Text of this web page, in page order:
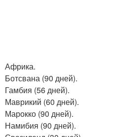
Африка.
Ботсвана (90 дней).
Гамбия (56 дней).
Маврикий (60 дней).
Марокко (90 дней).
Намибия (90 дней).